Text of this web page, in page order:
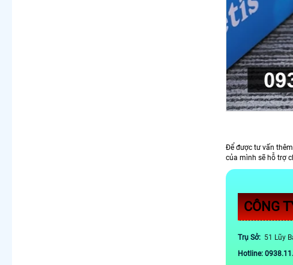
Để được tư vấn
của mình sẽ hỗ trợ
CÔNG
Trụ Sở: 51 Lũy
Hotline: